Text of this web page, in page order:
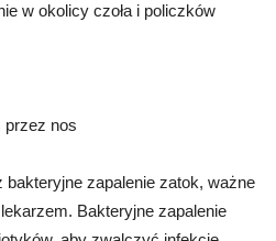
w okolicy czoła i policzków
przez nos
zapalenie zatok, ważne
Bakteryjne zapalenie